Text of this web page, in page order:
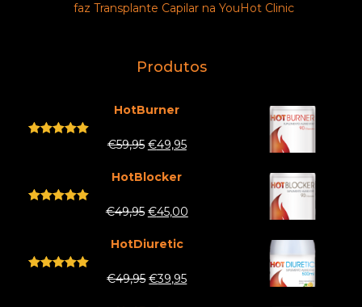
faz Transplante Capilar na YouHot Clinic
Produtos
HotBurner
€59,95 €49,95
HotBlocker
€49,95 €45,00
HotDiuretic
€49,95 €39,95